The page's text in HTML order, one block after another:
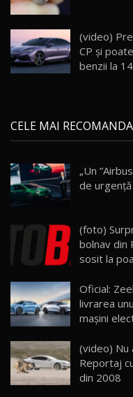
23:36
20
Noul
21
Micul
16:59
22
Noua
26:59
Lynk &
25:19
24
Van
26:38
25
mai
32:21
(video)
CP și
benzii la
CELE MAI
„Un
de
(foto)
bolnav din
sosit la
Oficial:
livrarea
mașini
(video) Nu
Reportaj
din 2008